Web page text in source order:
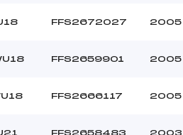
FFS2672027 2005
U18 FFS2659901 2005
FFS2666117 2005
FFS2658483 2003